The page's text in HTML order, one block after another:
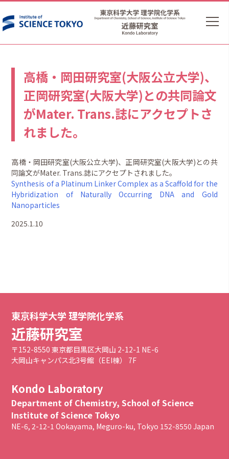
高橋・岡田研究室(大阪公立大学)、
正岡研究室(大阪大学)との共同論文
がMater. Trans.誌にアクセプトさ
れました。
高橋・岡田研究室(大阪公立大学)、正岡研究室(大阪大学)との共
同論文がMater. Trans.誌にアクセプトされました。
Synthesis of a Platinum Linker Complex as a Scaffold for the
Hybridization of Naturally Occurring DNA and Gold
Nanoparticles
2025.1.10
東京科学大学 理学院化学系
近藤研究室
〒152-8550 東京都目黒区大岡山 2-12-1 NE-6
大岡山キャンパス北3号館（EEI棟） 7F
Kondo Laboratory
Department of Chemistry, School of Science
Institute of Science Tokyo
NE-6, 2-12-1 Ookayama, Meguro-ku, Tokyo 152-8550 Japan